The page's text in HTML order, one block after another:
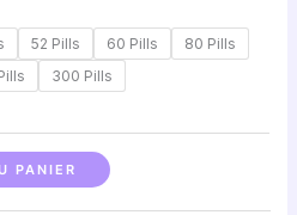
52 Pills 60 Pills
80 Pills
300 Pills
PANIER